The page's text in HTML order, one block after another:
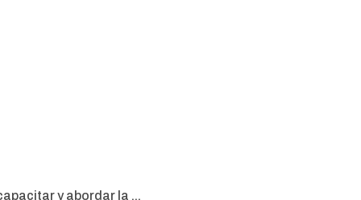
y abordar la ...